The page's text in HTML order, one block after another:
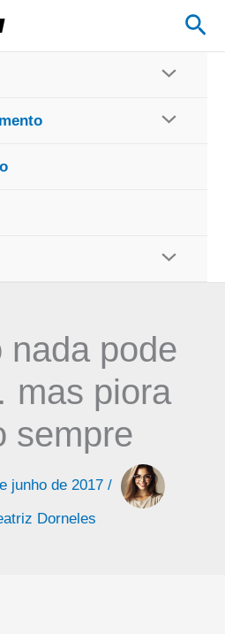
nada pode
piora
sempre
junho de 2017 /
Dorneles